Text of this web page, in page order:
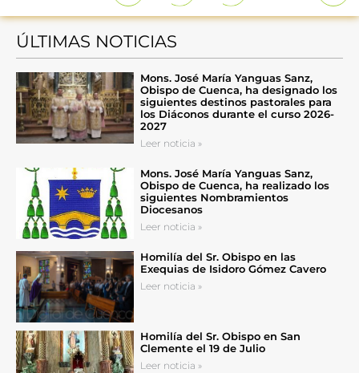
ÚLTIMAS NOTICIAS
Mons. José María Yanguas Sanz,
Obispo de Cuenca, ha designado los
siguientes destinos pastorales para
los Diáconos durante el curso 2026-
2027
Leer noticia »
Mons. José María Yanguas Sanz,
Obispo de Cuenca, ha realizado los
siguientes Nombramientos
Diocesanos
Leer noticia »
Homilía del Sr. Obispo en las
Exequias de Isidoro Gómez Cavero
Leer noticia »
Homilía del Sr. Obispo en San
Clemente el 19 de Julio
Leer noticia »